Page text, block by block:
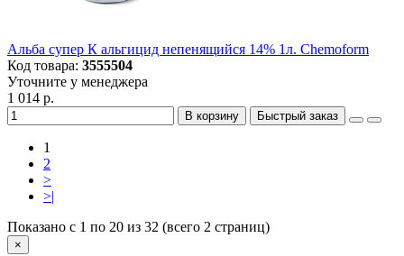
Альба супер К альгицид непенящийся 14% 1л. Chemoform
Код товара: 3555504
Уточните у менеджера
1 014 р.
В корзину Быстрый заказ
1
2
>
>|
Показано с 1 по 20 из 32 (всего 2 страниц)
×